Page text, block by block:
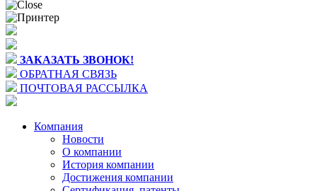
ЗАКАЗАТЬ ЗВОНОК!
ОБРАТНАЯ СВЯЗЬ
ПОЧТОВАЯ РАССЫЛКА
Компания
Новости
О компании
История компании
Достижения компании